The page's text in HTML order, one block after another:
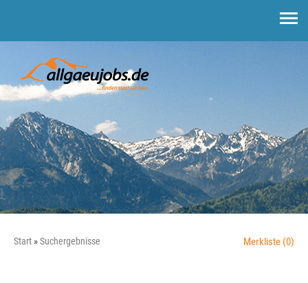
Start Suchergebnisse Merkliste (0)